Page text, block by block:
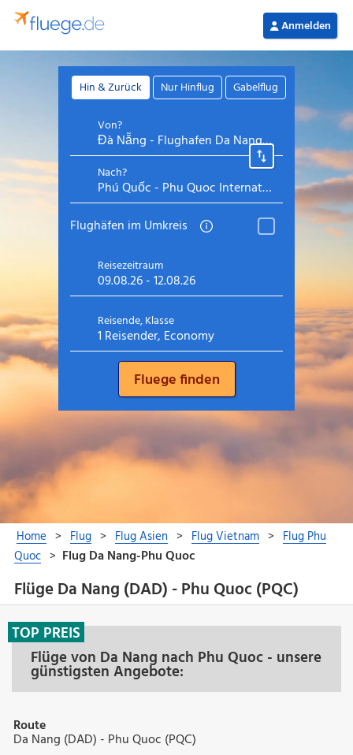
Flüge Da Nang (DAD) - Phu Quoc (PQC)
Flüge von Da Nang nach Phu Quoc - unsere
günstigsten Angebote:
TOP PREIS
Route
Da Nang (DAD) - Phu Quoc (PQC)